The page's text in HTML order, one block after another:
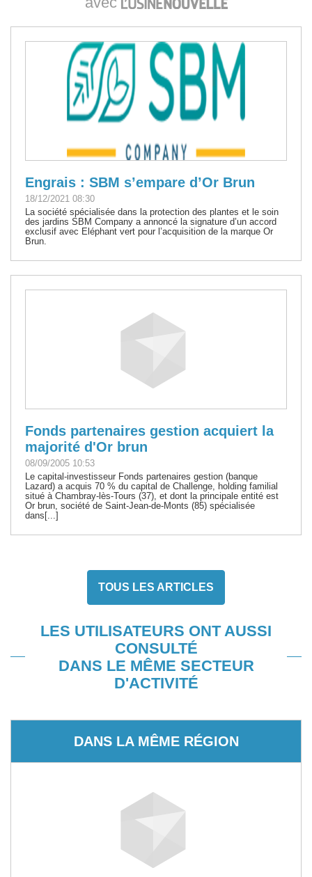
Engrais : SBM s’empare d’Or Brun
18/12/2021 08:30
La société spécialisée dans la protection des plantes et le soin
des jardins SBM Company a annoncé la signature d’un accord
exclusif avec Eléphant vert pour l’acquisition de la marque Or
Brun.
Fonds partenaires gestion acquiert la
majorité d'Or brun
08/09/2005 10:53
Le capital-investisseur Fonds partenaires gestion (banque
Lazard) a acquis 70 % du capital de Challenge, holding familial
situé à Chambray-lès-Tours (37), et dont la principale entité est
Or brun, société de Saint-Jean-de-Monts (85) spécialisée
dans[...]
TOUS LES ARTICLES
LES UTILISATEURS ONT AUSSI
CONSULTÉ
DANS LE MÊME SECTEUR
D'ACTIVITÉ
DANS LA MÊME RÉGION